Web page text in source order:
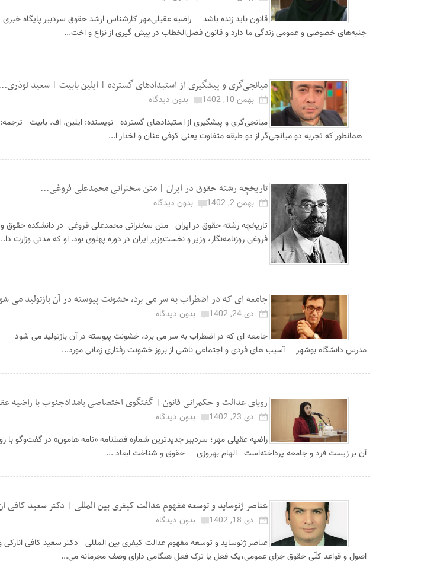
قانون باید زنده باشد راضیه عقیلی‌مهر کارشناس ارشد حقوق سردبیر پایگاه
جنبه‌های خصوصی و عمومی زندگی ما دارد و قانون فصل‌الخطاب در پیش گیری از نزاع و اخت...
میانجی‌گری و پیشگیری از استبدادهای گسترده | ایلین بابیت | سعید
بهمن 10, 1402
بدون دیدگاه
میانجی‌گری و پیشگیری از استبدادهای گسترده نویسنده: ایلین. اف. بابیت
همانطور که تجربه دو میانجی‌گر از دو طبقه متفاوت یعنی کوفی عنان و لخدار ا...
تاریخچه رشته حقوق در ایران | متن سخنرانی محمدعلی فروغی...
بهمن 2, 1402
بدون دیدگاه
تاریخچه رشته حقوق در ایران متن سخنرانی محمدعلی فروغی در دانشکده
فروغی روزنامه‌نگار، وزیر و نخست‌وزیر ایران در دوره پهلوی بود. او که مدتی وزارت
جامعه ای که در اضطراب به سر می برد، خشونت پیوسته در آن بازتولید می
دی 24, 1402
بدون دیدگاه
جامعه ای که در اضطراب به سر می برد، خشونت پیوسته در آن بازتولید می
مدرس دانشگاه بوشهر آسیب های فردی و اجتماعی ناشی از بروز خشونت رفتاری زمانی مورد...
رویای عدالت و حکمرانی قانون | گفتگوی اختصاصی بامدادجنوب با راضیه
دی 23, 1402
بدون دیدگاه
راضیه عقیلی مهر؛ سردبیر جدیدترین شماره فصلنامه «نامه هامون» در گفت‌وگو با
آن بر زیست فرد و جامعه پرداخته‌است الهام بهروزی حقوق و شناخت ابعاد ...
عناصر ژنوساید و توسعه مفهوم عدالت کیفری بین المللی | دکتر سعید کافی
دی 18, 1402
بدون دیدگاه
عناصر ژنوساید و توسعه مفهوم عدالت کیفری بین المللی دکتر سعید کافی
اصول و قواعد کلّی حقوق جزای عمومی،یک فعل یا ترک فعل هنگامی دارای وصف مجرمانه می...